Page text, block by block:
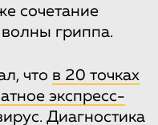
сочетание
гриппа.
что в 20 точках
экспресс-
. Диагностика